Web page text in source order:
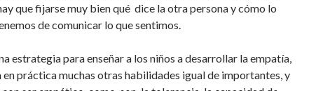
que fijarse muy bien qué dice la otra persona y cómo lo
de comunicar lo que sentimos.
estrategia para enseñar a los niños a desarrollar la empatía,
en práctica muchas otras habilidades igual de importantes, y